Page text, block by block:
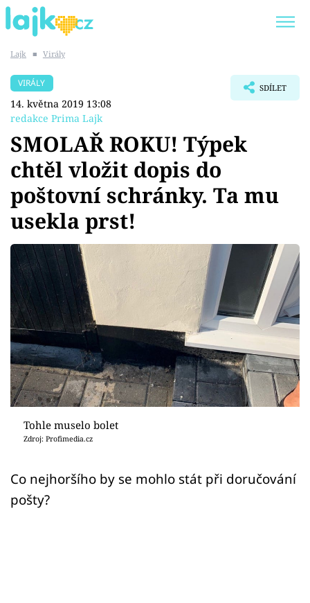
SHOPAHOLICADEL
Témata
Showbyznys
Youtubeři
Virály
Sex a vztahy
Videa
Sledujte prima+
Přihlášení
Sledujte nás
Lajk ■ Virály
VIRÁLY
14. května 2019 13:08
redakce Prima Lajk
SDÍLET
SMOLAŘ ROKU! Týpek
chtěl vložit dopis do
poštovní schránky. Ta mu
usekla prst!
Tohle muselo bolet
Zdroj: Profimedia.cz
Co nejhoršího by se mohlo stát při doručování
pošty?